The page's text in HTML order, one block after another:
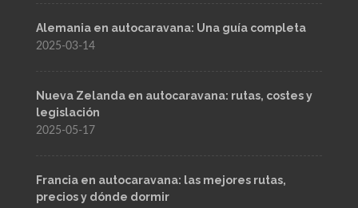
Alemania en autocaravana: Una guía completa
2025-03-14
Nueva Zelanda en autocaravana: rutas, costes y
legislación
2025-05-17
Francia en autocaravana: las mejores rutas,
precios y dónde dormir